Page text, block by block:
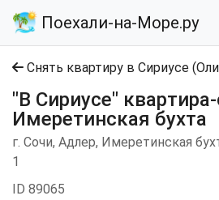
Поехали-на-Море.ру
Снять квартиру в Сириусе
"В Сириусе"
Имеретинская бухта
г. Сочи, Адлер, Имеретинская
1
ID 89065